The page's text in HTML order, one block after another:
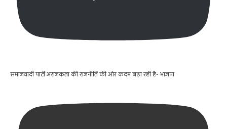
समाजवादी पार्टी अराजकता की राजनीति की ओर कदम बढ़ा रही है- भाजपा